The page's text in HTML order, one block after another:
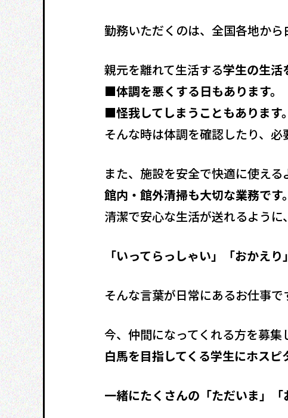
勤務いただくのは、全国各地から
親元を離れて生活する学生の生活
■体調を悪くする日もあります。
■怪我してしまうこともあります。
そんな時は体調を確認したり、必
また、施設を安全で快適に使える
館内・館外清掃も大切な業務です。
清潔で安心な生活が送れるように
「いってらっしゃい」「おかえり」
そんな言葉が日常にあるお仕事で
今、仲間になってくれる方を募集
白馬を目指してくる学生にホスピ
一緒にたくさんの「ただいま」